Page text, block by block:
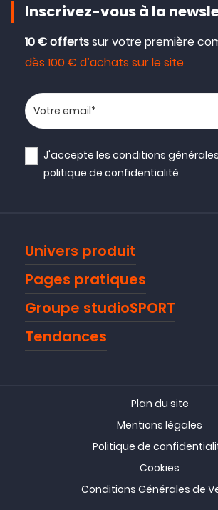
Inscrivez-vous à la
10 € offertssur votre première
dès 100 € d’achats sur le site
Votre adresse email
J'accepte lesconditions générales
politique de confidentialité
Univers produit
Pages pratiques
Groupe studioSPORT
Tendances
Plan du site
Mentions légales
Politique de
Cookies
Conditions Générales de